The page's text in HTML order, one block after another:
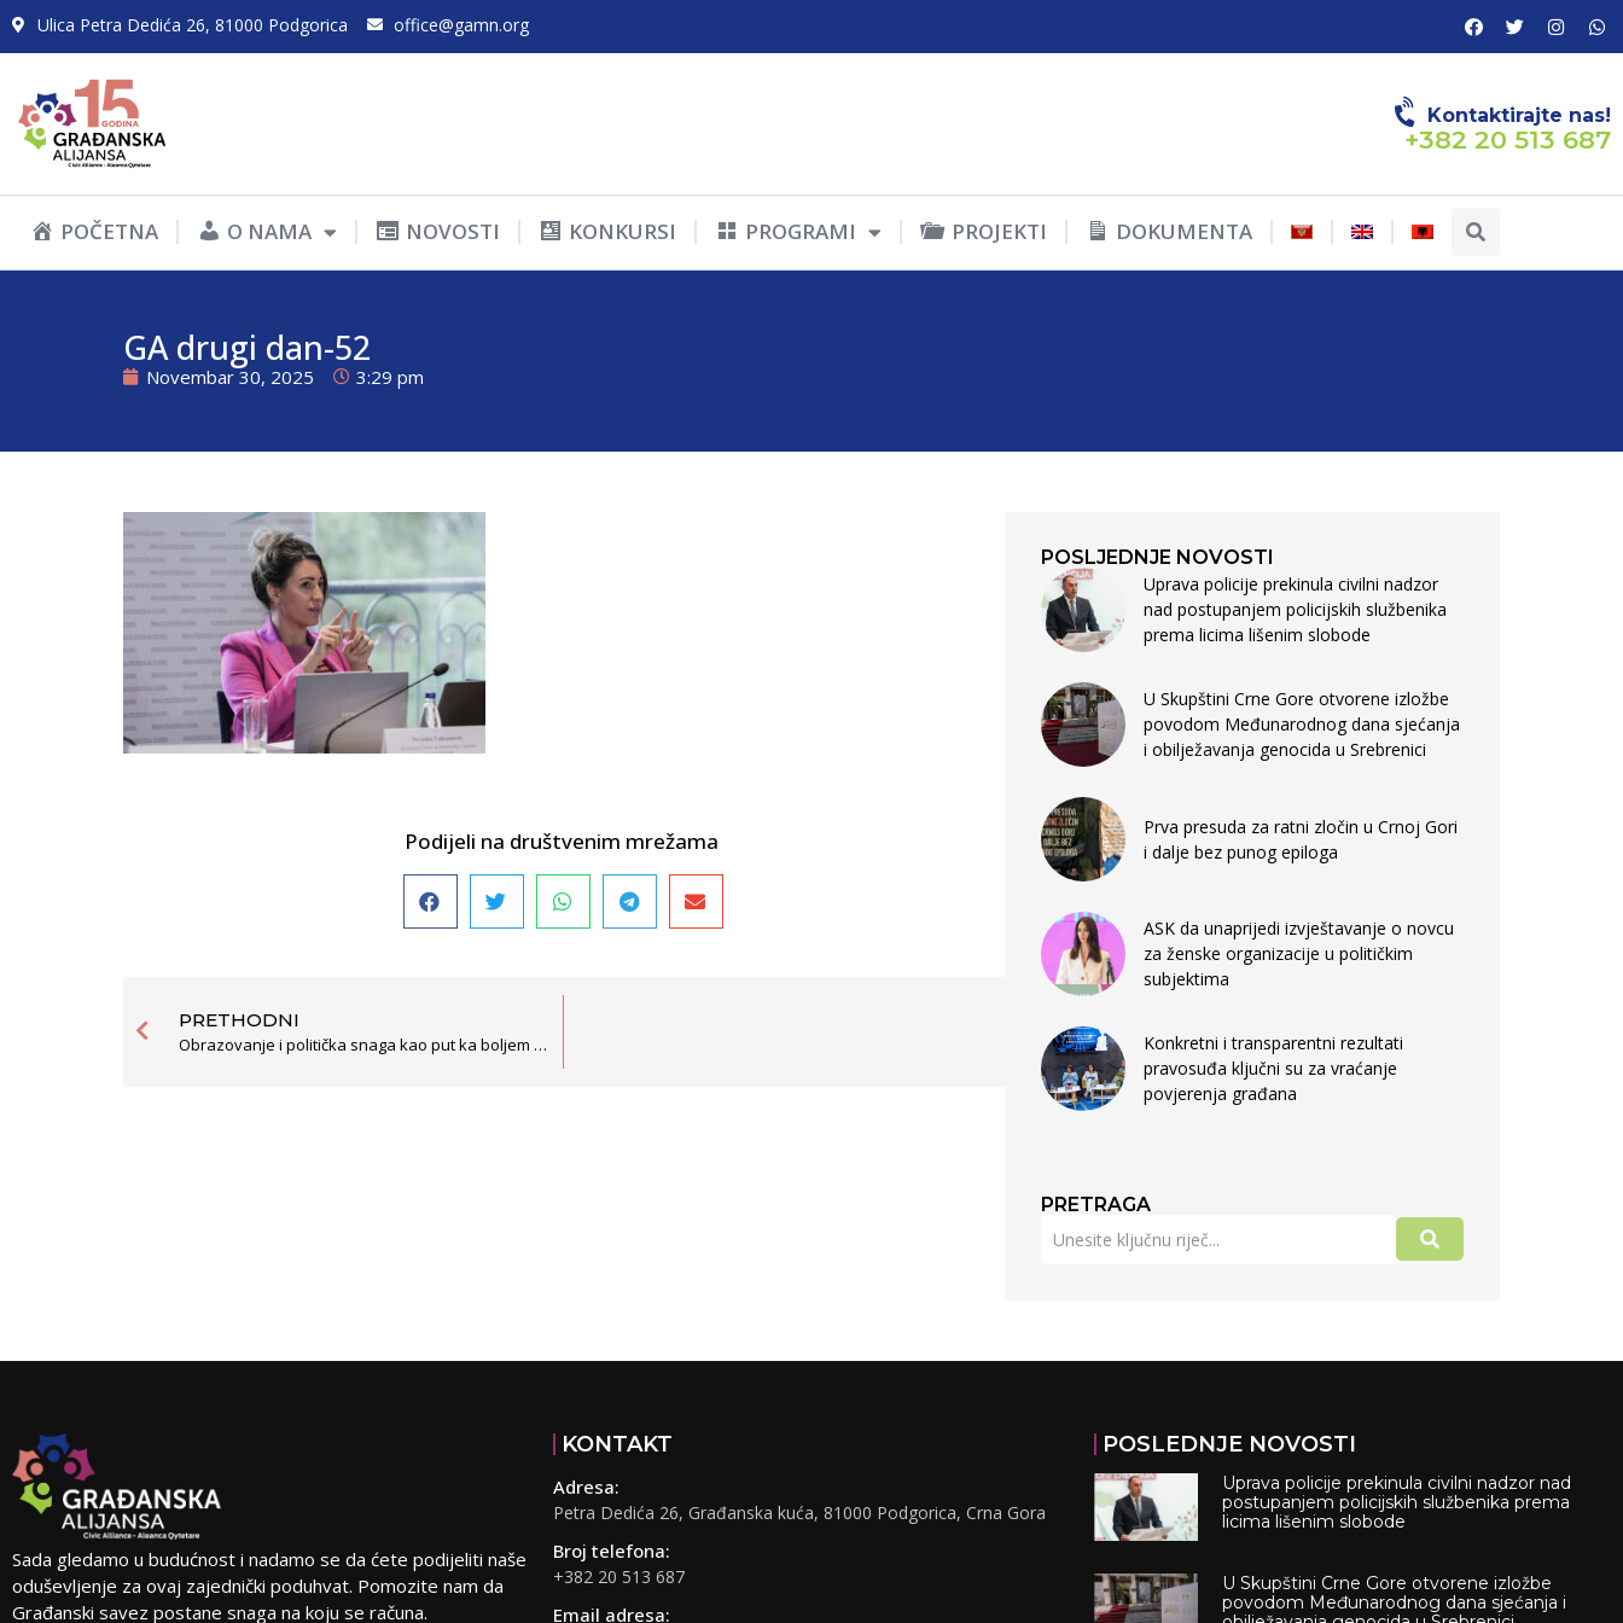
Ulica Petra Dedića 26, 81000 Podgorica office@gamn.org
Kontaktirajte nas!
+382 20 513 687
POČETNA O NAMA NOVOSTI KONKURSI PROGRAMI PROJEKTI DOKUMENTA
GA drugi dan-52
Novembar 30, 2025 3:29 pm
Podijeli na društvenim mrežama
PRETHODNI
Obrazovanje i politička snaga kao put ka boljem životu Roma/kinja i Egipćana/ki
POSLJEDNJE NOVOSTI
Uprava policije prekinula civilni nadzor
nad postupanjem policijskih službenika
prema licima lišenim slobode
U Skupštini Crne Gore otvorene izložbe
povodom Međunarodnog dana sjećanja
i obilježavanja genocida u Srebrenici
Prva presuda za ratni zločin u Crnoj Gori
i dalje bez punog epiloga
ASK da unaprijedi izvještavanje o novcu
za ženske organizacije u političkim
subjektima
Konkretni i transparentni rezultati
pravosuđa ključni su za vraćanje
povjerenja građana
PRETRAGA
Sada gledamo u budućnost i nadamo se da ćete podijeliti naše
oduševljenje za ovaj zajednički poduhvat. Pomozite nam da
Građanski savez postane snaga na koju se računa.
KONTAKT
Adresa:
Petra Dedića 26, Građanska kuća, 81000 Podgorica, Crna Gora
Broj telefona:
+382 20 513 687
Email adresa:
POSLEDNJE NOVOSTI
Uprava policije prekinula civilni nadzor nad
postupanjem policijskih službenika prema
licima lišenim slobode
U Skupštini Crne Gore otvorene izložbe
povodom Međunarodnog dana sjećanja i